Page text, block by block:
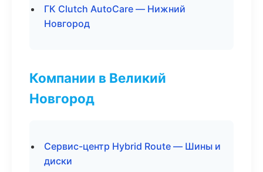
ГК Clutch AutoCare — Нижний
Новгород
Компании в Великий
Новгород
Сервис-центр Hybrid Route — Шины и
диски